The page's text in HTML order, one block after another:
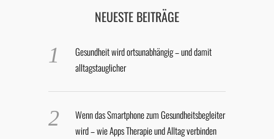
NEUESTE BEITRÄGE
Gesundheit wird ortsunabhängig – und damit
alltagstauglicher
Wenn das Smartphone zum Gesundheitsbegleiter
wird – wie Apps Therapie und Alltag verbinden